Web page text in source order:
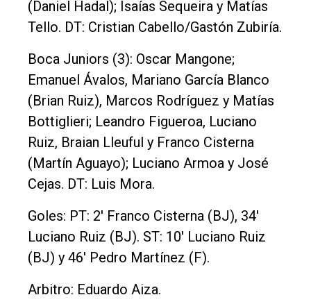
(Daniel Hadal); Isaías Sequeira y Matías
Tello. DT: Cristian Cabello/Gastón Zubiría.
Boca Juniors (3): Oscar Mangone;
Emanuel Ávalos, Mariano García Blanco
(Brian Ruiz), Marcos Rodríguez y Matías
Bottiglieri; Leandro Figueroa, Luciano
Ruiz, Braian Lleuful y Franco Cisterna
(Martín Aguayo); Luciano Armoa y José
Cejas. DT: Luis Mora.
Goles: PT: 2' Franco Cisterna (BJ), 34'
Luciano Ruiz (BJ). ST: 10' Luciano Ruiz
(BJ) y 46' Pedro Martínez (F).
Arbitro: Eduardo Aiza.